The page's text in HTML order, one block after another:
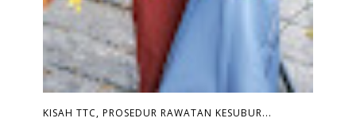
KISAH TTC, PROSEDUR RAWATAN KESUBUR...